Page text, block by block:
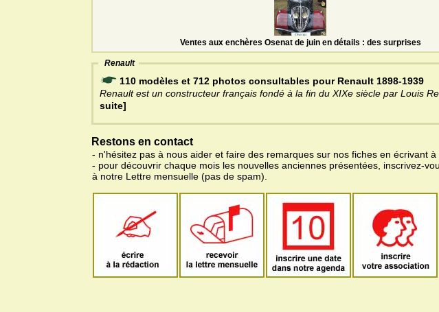
Ventes aux enchères Osenat de juin en détails : des surprises
Renault
110 modèles et 712 photos consultables pour Renault 1898-1939
Renault est un constructeur français fondé à la fin du XIXe siècle par Louis
suite]
Restons en contact
- n'hésitez pas à nous aider et faire des remarques sur nos fiches en écrivant à
- pour découvrir chaque mois les nouvelles anciennes présentées, inscrivez-
à notre Lettre mensuelle (pas de spam).